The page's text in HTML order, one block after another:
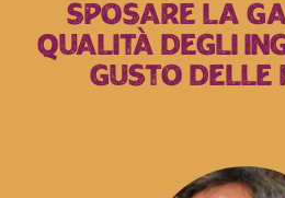
sposare la
qualità degli
gusto delle